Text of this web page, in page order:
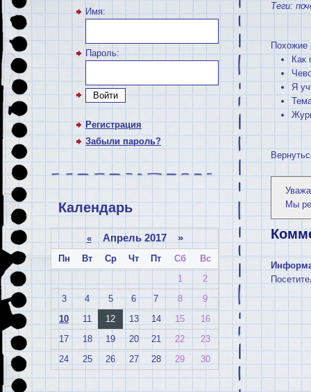
Имя:
Пароль:
Войти
Регистрация
Забыли пароль?
Календарь
«Апрель 2017 »
Пн Вт Ср Чт Пт Сб
Вс
1
2
3
4 5 6 7 8
9
10
11 12 13 14 15
16
17
18 19 20 21 22
23
24
25 26 27 28 29 30
Теги:
Похожие
Как
Я
Мы